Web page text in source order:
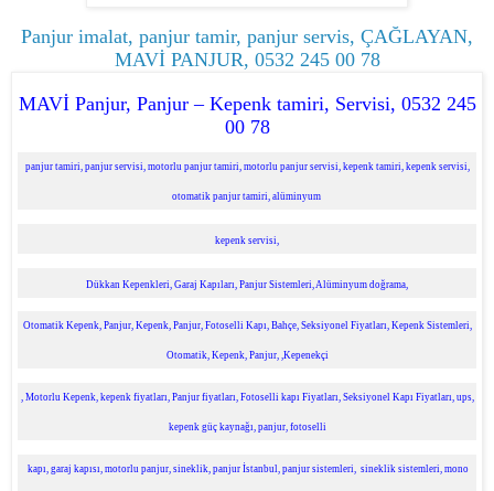
Panjur imalat, panjur tamir, panjur servis, ÇAĞLAYAN,
MAVİ PANJUR, 0532 245 00 78
MAVİ Panjur, Panjur – Kepenk tamiri, Servisi, 0532 245
00 78
panjur tamiri, panjur servisi, motorlu panjur tamiri, motorlu panjur servisi, kepenk tamiri, kepenk servisi,
otomatik panjur tamiri, alüminyum
kepenk servisi,
Dükkan Kepenkleri, Garaj Kapıları, Panjur Sistemleri, Alüminyum doğrama,
Otomatik Kepenk, Panjur, Kepenk, Panjur, Fotoselli Kapı, Bahçe, Seksiyonel Fiyatları, Kepenk Sistemleri,
Otomatik, Kepenk, Panjur, ,Kepenekçi
, Motorlu Kepenk, kepenk fiyatları, Panjur fiyatları, Fotoselli kapı Fiyatları, Seksiyonel Kapı Fiyatları, ups,
kepenk güç kaynağı, panjur, fotoselli
kapı, garaj kapısı, motorlu panjur, sineklik, panjur İstanbul, panjur sistemleri, sineklik sistemleri, mono